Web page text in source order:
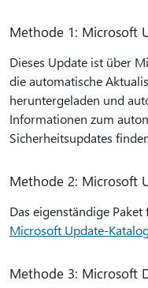
Methode 1: Microsoft
Dieses Update ist über
die automatische
heruntergeladen und
Informationen zum
Sicherheitsupdates
Methode 2: Microsoft
Das eigenständige
Microsoft Update-
Methode 3: Microsoft